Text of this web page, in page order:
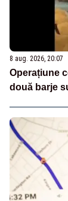
8 aug. 2026, 20:07
Operațiune
două barje